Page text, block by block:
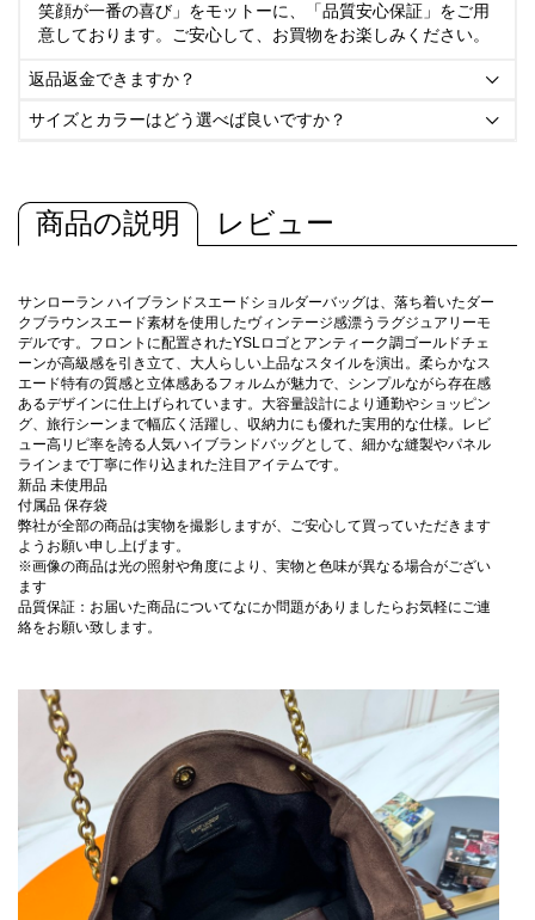
笑顔が一番の喜び」をモットーに、「品質安心保証」をご用
意しております。ご安心して、お買物をお楽しみください。
返品返金できますか？ 
サイズとカラーはどう選べば良いですか？ 
商品の説明 レビュー
サンローラン ハイブランドスエードショルダーバッグは、落ち着いたダー
クブラウンスエード素材を使用したヴィンテージ感漂うラグジュアリーモ
デルです。フロントに配置されたYSLロゴとアンティーク調ゴールドチェ
ーンが高級感を引き立て、大人らしい上品なスタイルを演出。柔らかなス
エード特有の質感と立体感あるフォルムが魅力で、シンプルながら存在感
あるデザインに仕上げられています。大容量設計により通勤やショッピン
グ、旅行シーンまで幅広く活躍し、収納力にも優れた実用的な仕様。レビ
ュー高リピ率を誇る人気ハイブランドバッグとして、細かな縫製やパネル
ラインまで丁寧に作り込まれた注目アイテムです。
新品 未使用品
付属品 保存袋
弊社が全部の商品は実物を撮影しますが、ご安心して買っていただきます
ようお願い申し上げます。
※画像の商品は光の照射や角度により、実物と色味が異なる場合がござい
ます
品質保証：お届いた商品についてなにか問題がありましたらお気軽にご連
絡をお願い致します。